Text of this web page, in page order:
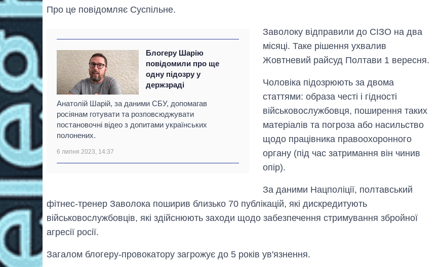
Про це повідомляє Суспільне.
Блогеру Шарію
повідомили про ще
одну підозру у
держзраді
Анатолій Шарій, за даними СБУ, допомагав
росіянам готувати та розповсюджувати
постановочні відео з допитами українських
полонених.
6 липня 2023, 14:37
Заволоку відправили до СІЗО на два
місяці. Таке рішення ухвалив
Жовтневий райсуд Полтави 1 вересня.
Чоловіка підозрюють за двома
статтями: образа честі і гідності
військовослужбовця, поширення таких
матеріалів та погроза або насильство
щодо працівника правоохоронного
органу (під час затримання він чинив
опір).
За даними Нацполіції, полтавський
фітнес-тренер Заволока поширив близько 70 публікацій, які дискредитують
військовослужбовців, які здійснюють заходи щодо забезпечення стримування збройної
агресії росії.
Загалом блогеру-провокатору загрожує до 5 років ув'язнення.
Скільки картоплі
Україні до і під час
великої війни